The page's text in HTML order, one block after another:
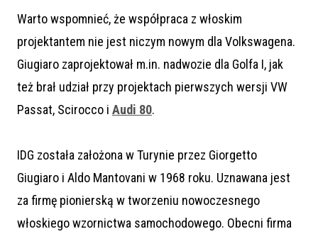
Warto wspomnieć, że współpraca z włoskim
projektantem nie jest niczym nowym dla Volkswagena.
Giugiaro zaprojektował m.in. nadwozie dla Golfa I, jak
też brał udział przy projektach pierwszych wersji VW
Passat, Scirocco i Audi 80.
IDG została założona w Turynie przez Giorgetto
Giugiaro i Aldo Mantovani w 1968 roku. Uznawana jest
za firmę pionierską w tworzeniu nowoczesnego
włoskiego wzornictwa samochodowego. Obecni firma